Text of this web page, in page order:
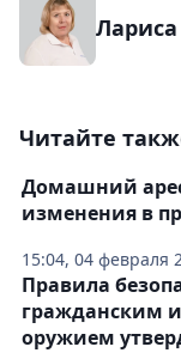
Читайте
15:04, 04 февраля
Домашний
изменения в
Правила
гражданским
оружием